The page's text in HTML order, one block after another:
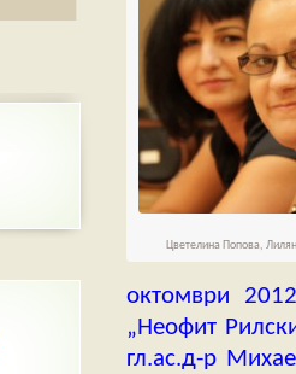
Цветелина Попова,
октомври
„Неофит
гл.ас.д-р